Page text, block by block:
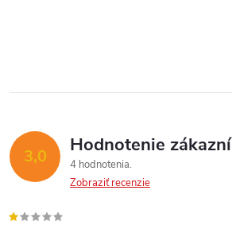
3,0 Hodnotenie
4 hodnotenia
Zobraziť recenzie